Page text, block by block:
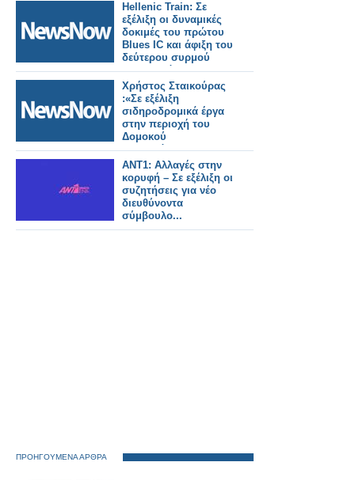
Hellenic Train: Σε
εξέλιξη οι δυναμικές
δοκιμές του πρώτου
Blues IC και άφιξη του
δεύτερου συρμού
στην Ελλάδα.
Χρήστος Σταικούρας
:«Σε εξέλιξη
σιδηροδρομικά έργα
στην περιοχή του
Δομοκού
αποκατάστασης
Daniel 188 εκατ. ευρώ.
ΑΝΤ1: Αλλαγές στην
κορυφή – Σε εξέλιξη οι
συζητήσεις για νέο
διευθύνοντα
σύμβουλο...
ΠΡΟΗΓΟΥΜΕΝΑ ΑΡΘΡΑ